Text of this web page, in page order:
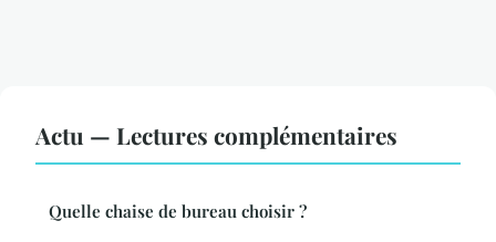
Actu — Lectures complémentaires
Quelle chaise de bureau choisir ?